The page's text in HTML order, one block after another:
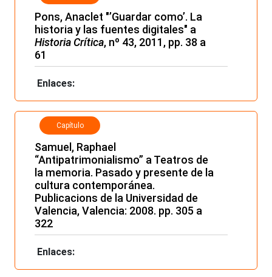
Pons, Anaclet "’Guardar como’. La
historia y las fuentes digitales" a
Historia Crítica, nº 43, 2011, pp. 38 a
61
Enlaces:
Capítulo
Samuel, Raphael
“Antipatrimonialismo” a Teatros de
la memoria. Pasado y presente de la
cultura contemporánea.
Publicacions de la Universidad de
Valencia, Valencia: 2008. pp. 305 a
322
Enlaces: